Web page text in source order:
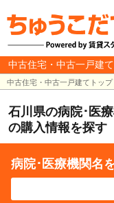
中古住宅・中古一戸建
中古住宅・中古一戸建てトップ
石川県の病院･医
の購入情報を探す
病院･医療機関名